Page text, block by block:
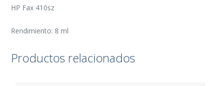
HP Fax 410sz
Rendimiento: 8 ml
Productos relacionados